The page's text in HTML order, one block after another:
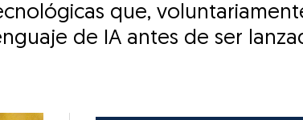
que,
de IA antes de ser